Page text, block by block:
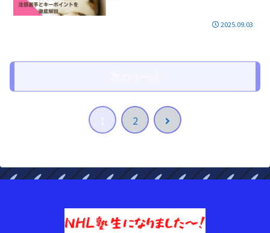
2025.09.03
2
次